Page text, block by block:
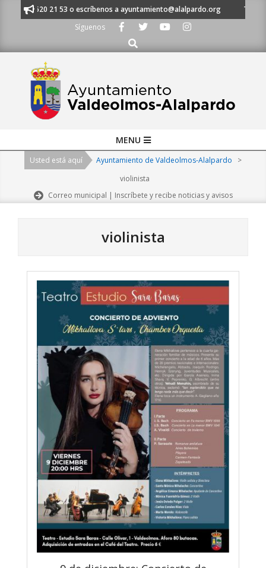
al 91 620 21 53 o escríbenos a ayuntamiento@alalpardo.org
TE
Síguenos
Buscar
Navigation
MENU
Usted está aquí Ayuntamiento de Valdeolmos-Alalpardo
>
violinista
Correo municipal | Inscríbete y recibe noticias y avisos
violinista